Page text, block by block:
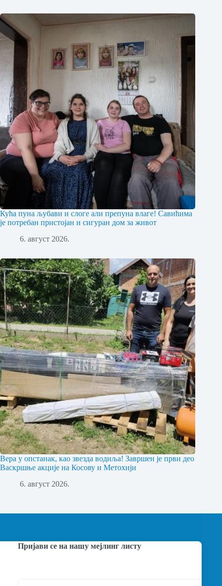
Кућа пуна љубави и слоге али препуна влаге! Савићима
је потребан пристојан и сигуран дом за живот
6. август 2026.
Вера у опстанак, као звезда водиља! Завршен је први део
Васкршње акције на Косову и Метохији
6. август 2026.
Пријави се на нашу мејлинг листу